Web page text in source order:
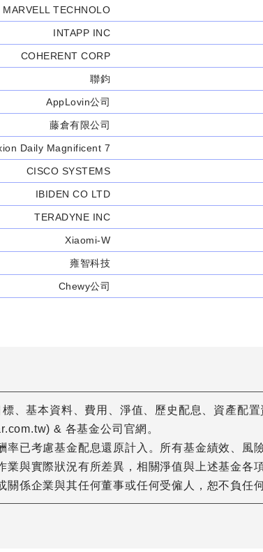
MARVELL TECHNOLO
INTAPP INC
COHERENT CORP
聯鈞
AppLovin公司
藤倉有限公司
Daily Magnificent 7
CISCO SYSTEMS
IBIDEN CO LTD
TERADYNE INC
Xiaomi-W
雍智科技
Chewy公司
、基本資料、費用、淨值、歷史配息、資產配
& 各基金公司官網。
率已考慮基金配息還原計入。所有基金績效、風
業與實際狀況有所差異，相關淨值與上述基金
關係企業與其任何董事或任何受僱人，恕不負任